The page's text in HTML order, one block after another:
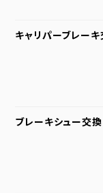
キャリパーブレーキ
ブレーキシュー交換